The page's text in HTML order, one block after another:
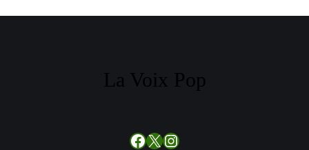
La Voix Pop
Facebook
X Instagram